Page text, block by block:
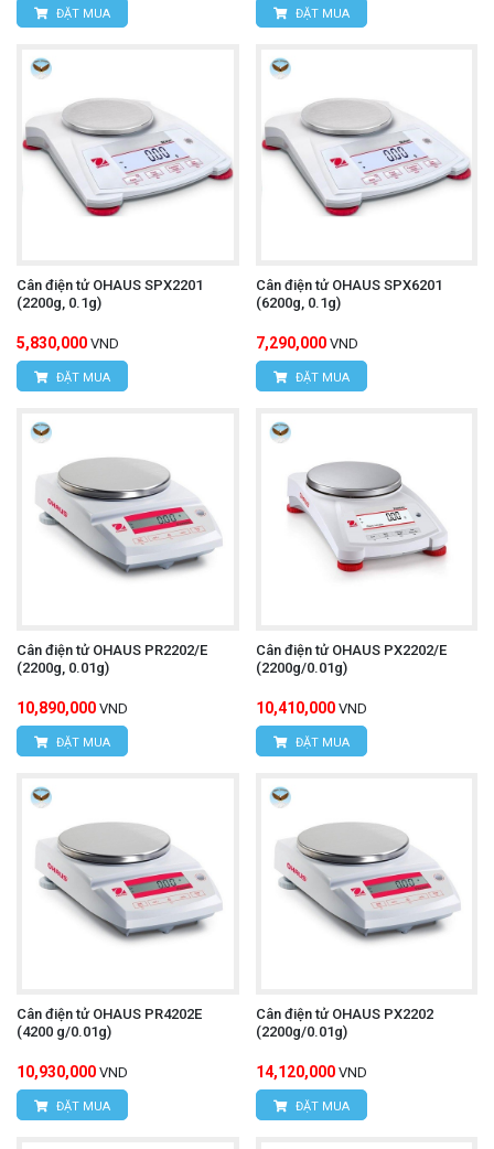
ĐẶT MUA ĐẶT MUA
Cân điện tử OHAUS SPX2201
(2200g, 0.1g)
5,830,000 VND
ĐẶT MUA
Cân điện tử OHAUS SPX6201
(6200g, 0.1g)
7,290,000 VND
ĐẶT MUA
Cân điện tử OHAUS PR2202/E
(2200g, 0.01g)
10,890,000 VND
ĐẶT MUA
Cân điện tử OHAUS PX2202/E
(2200g/0.01g)
10,410,000 VND
ĐẶT MUA
Cân điện tử OHAUS PR4202E
(4200 g/0.01g)
10,930,000 VND
ĐẶT MUA
Cân điện tử OHAUS PX2202
(2200g/0.01g)
14,120,000 VND
ĐẶT MUA